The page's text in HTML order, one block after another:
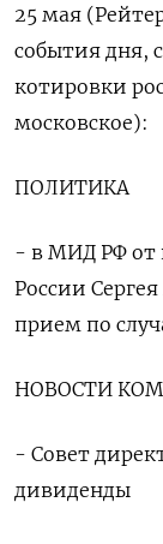
25 мая
события дня,
котировки
московское):
ПОЛИТИКА
- в МИД РФ от
России
прием по
НОВОСТИ
- Совет
дивиденды